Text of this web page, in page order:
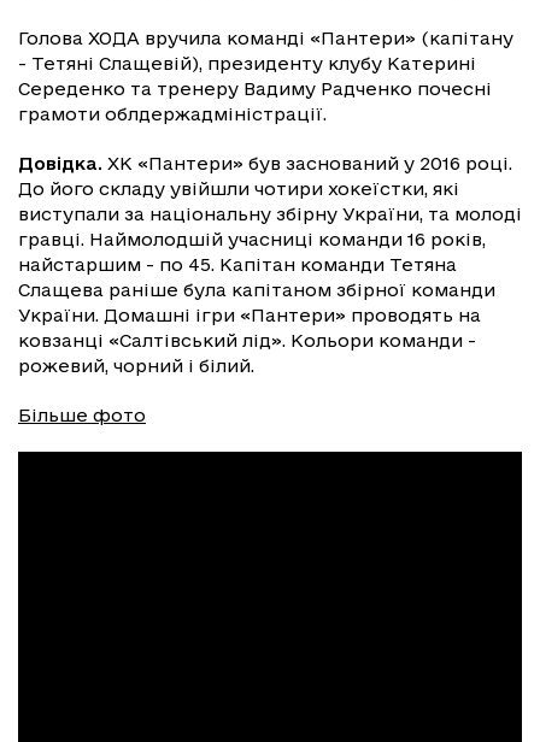
Голова ХОДА вручила команді «Пантери» (капітану
- Тетяні Слащевій), президенту клубу Катерині
Середенко та тренеру Вадиму Радченко почесні
грамоти облдержадміністрації.
Довідка. ХК «Пантери» був заснований у 2016 році.
До його складу увійшли чотири хокеїстки, які
виступали за національну збірну України, та молоді
гравці. Наймолодшій учасниці команди 16 років,
найстаршим - по 45. Капітан команди Тетяна
Слащева раніше була капітаном збірної команди
України. Домашні ігри «Пантери» проводять на
ковзанці «Салтівський лід». Кольори команди -
рожевий, чорний і білий.
Більше фото